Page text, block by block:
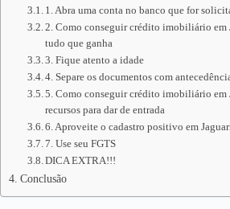
1. Abra uma conta no banco que for
2. Como conseguir crédito imobiliário em
tudo que ganha
3. Fique atento a idade
4. Separe os documentos com
5. Como conseguir crédito imobiliário em
recursos para dar de entrada
6. Aproveite o cadastro positivo em
7. Use seu FGTS
DICA EXTRA!!!
Conclusão